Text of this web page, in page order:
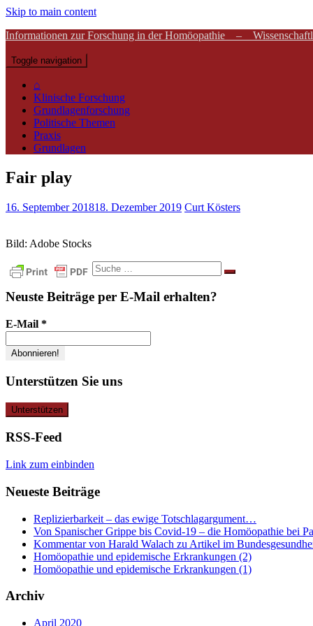
Skip to main content
Informationen zur Forschung in der Homöopathie –
Toggle navigation
⌂
Klinische Forschung
Grundlagenforschung
Politische Themen
Praxis
Grundlagen
Fair play
16. September 201818. Dezember 2019 Curt Kösters
Bild: Adobe Stocks
Suche
nach:
Neuste Beiträge per E-Mail erhalten?
E-Mail *
Unterstützen Sie uns
RSS-Feed
Link zum einbinden
Neueste Beiträge
Replizierbarkeit – das ewige Totschlagargument…
Von Spanischer Grippe bis Covid-19 – die Homöopathie bei
Kommentar von Harald Walach zu Artikel im
Homöopathie und epidemische Erkrankungen (2)
Homöopathie und epidemische Erkrankungen (1)
Archiv
April 2020